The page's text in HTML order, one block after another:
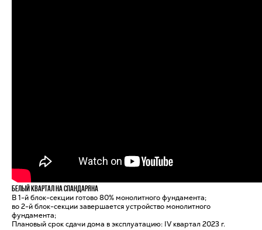
Белый квартал на Спандаряна
В 1-й блок-секции готово 80% монолитного фундамента;
во 2-й блок-секции завершается устройство монолитного
фундамента;
Плановый срок сдачи дома в эксплуатацию: IV квартал 2023 г.